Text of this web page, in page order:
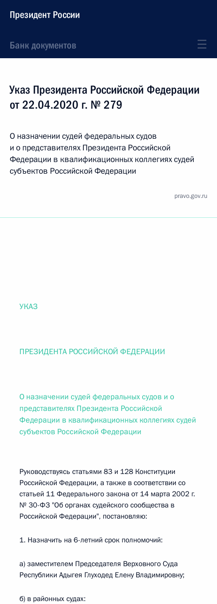
Президент России
Банк документов
Указ Президента Российской Федерации
от 22.04.2020 г. № 279
О назначении судей федеральных судов
и о представителях Президента Российской
Федерации в квалификационных коллегиях судей
субъектов Российской Федерации
pravo.gov.ru
УКАЗ
ПРЕЗИДЕНТА РОССИЙСКОЙ ФЕДЕРАЦИИ
О назначении судей федеральных судов и о
представителях Президента Российской
Федерации в квалификационных коллегиях судей
субъектов Российской Федерации
Руководствуясь статьями 83 и 128 Конституции
Российской Федерации, а также в соответствии со
статьей 11 Федерального закона от 14 марта 2002 г.
№ 30-ФЗ "Об органах судейского сообщества в
Российской Федерации", постановляю:
1. Назначить на 6-летний срок полномочий:
а) заместителем Председателя Верховного Суда
Республики Адыгея Глуходед Елену Владимировну;
б) в районных судах: